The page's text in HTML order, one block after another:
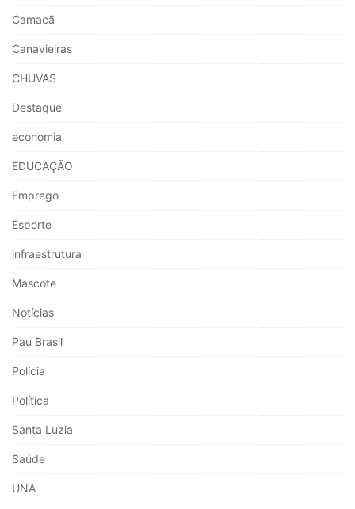
Camacã
Canavieiras
CHUVAS
Destaque
economia
EDUCAÇÃO
Emprego
Esporte
infraestrutura
Mascote
Notícias
Pau Brasil
Polícia
Política
Santa Luzia
Saúde
UNA